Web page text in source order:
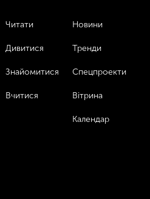
Читати
Дивитися
Знайомитися
Вчитися
Новини
Тренди
Спецпроекти
Вітрина
Календар